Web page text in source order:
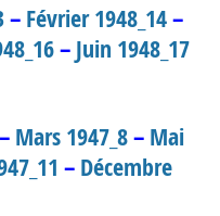
– Février 1948_14–
– Juin 1948_17
– Mars 1947_8– Mai
– Décembre